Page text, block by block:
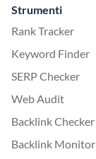
Strumenti
Rank Tracker
Keyword Finder
SERP Checker
Web Audit
Backlink Checker
Backlink Monitor